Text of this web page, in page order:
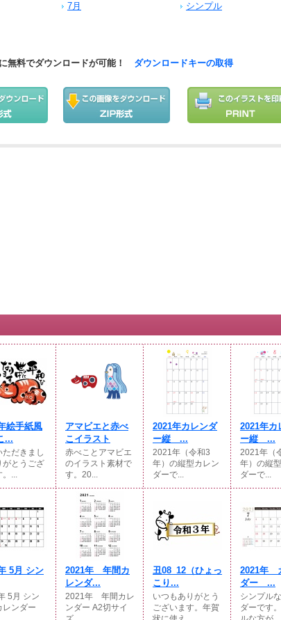
7月
シンプル
無料でダウンロードが可能！ ダウンロードキーの取得
絵手紙風
...
ただきまし
がとうござ
。...
アマビエと赤べ
こイラスト
赤べことアマビエ
のイラスト素材で
す。20...
2021年カレンダ
ー縦 ...
2021年（令和3
年）の縦型カレン
ダーで...
2021年カ
ー縦 ...
2021年（
年）の縦
ダーで...
5月 シン
5月 シン
レンダー
2021年 年間カ
レンダ...
2021年 年間カレ
ンダー A2切サイ
丑08_12（ひょっ
こり...
いつもありがとう
ございます。年賀
2021年
ダー ...
シンプル
ダーです